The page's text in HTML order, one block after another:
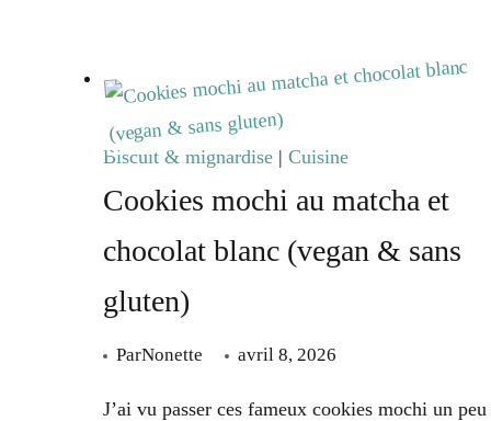
Biscuit & mignardise | Cuisine
Cookies mochi au matcha et
chocolat blanc (vegan & sans
gluten)
ParNonette avril 8, 2026
J’ai vu passer ces fameux cookies mochi un peu